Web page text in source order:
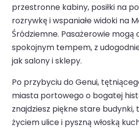
przestronne kabiny, posiłki na
rozrywkę i wspaniałe widoki na
Śródziemne. Pasażerowie mogą
spokojnym tempem, z
jak salony i sklepy.
Po przybyciu do Genui,
miasta portowego o bogatej
znajdziesz piękne stare budynki,
życiem ulice i pyszną włoską